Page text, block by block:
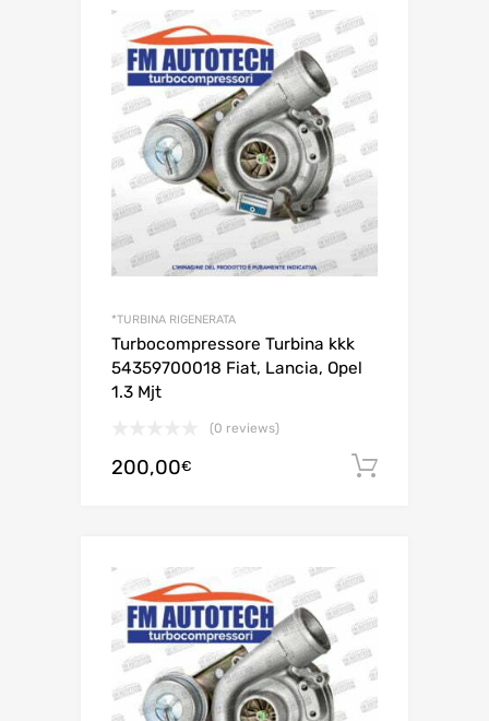
*TURBINA RIGENERATA
Turbocompressore Turbina kkk
54359700018 Fiat, Lancia, Opel
1.3 Mjt
(0 reviews)
200,00€